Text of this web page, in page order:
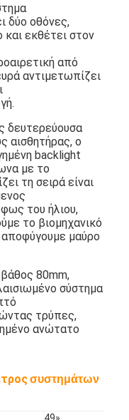
δύο οθόνες,
και εκθέτει στον
από
αντιμετωπίζει
δευτερεύουσα
αισθητήρας, ο
backlight
με το
τη σειρά είναι
του ήλιου,
το βιομηχανικό
μαύρο
80mm,
σύστημα
τρύπες,
ανώτατο
συστημάτων